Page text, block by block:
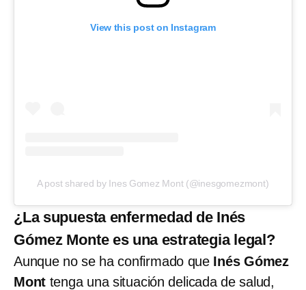
View this post on Instagram
A post shared by Ines Gomez Mont (@inesgomezmont)
¿La supuesta enfermedad de Inés
Gómez Monte es una estrategia legal?
Aunque no se ha confirmado que Inés Gómez
Mont tenga una situación delicada de salud,